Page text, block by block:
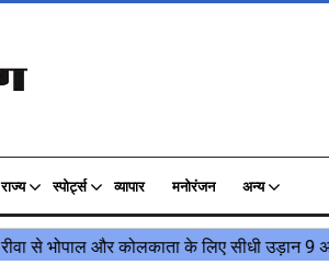
राज्य स्पोर्ट्स व्यापार मनोरंजन अन्य